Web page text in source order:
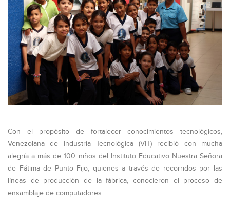
Con el propósito de fortalecer conocimientos tecnológicos,
Venezolana de Industria Tecnológica (VIT) recibió con mucha
alegría a más de 100 niños del Instituto Educativo Nuestra Señora
de Fátima de Punto Fijo, quienes a través de recorridos por las
líneas de producción de la fábrica, conocieron el proceso de
ensamblaje de computadores.